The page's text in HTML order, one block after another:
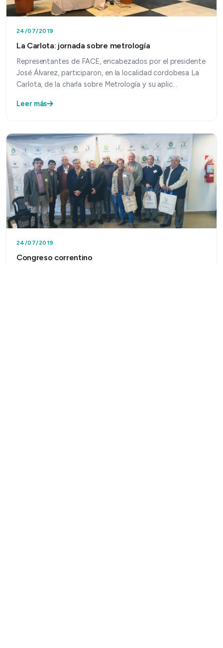
24/07/2019
La Carlota: jornada sobre metrología
Representantes de FACE, encabezados por el presidente
José Álvarez, participaron, en la localidad cordobesa La
Carlota, de la charla sobre Metrología y su aplic…
Leer más
24/07/2019
Congreso correntino